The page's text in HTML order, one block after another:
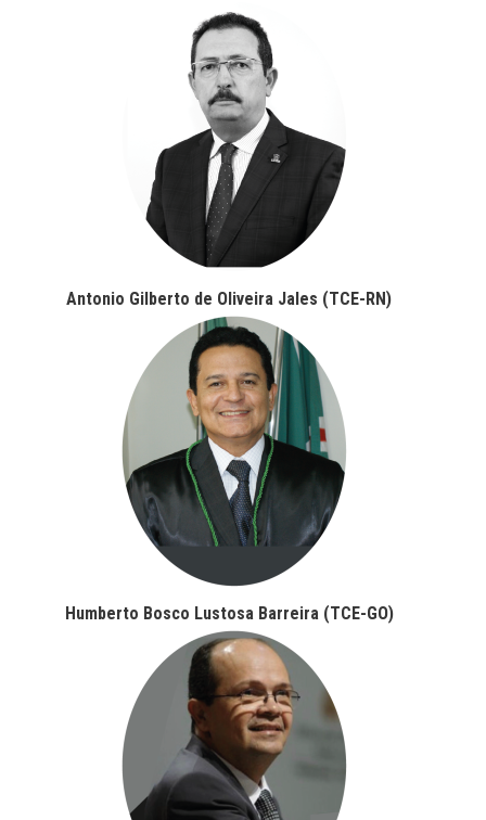
Antonio Gilberto de Oliveira Jales (TCE-RN)
Humberto Bosco Lustosa Barreira (TCE-GO)